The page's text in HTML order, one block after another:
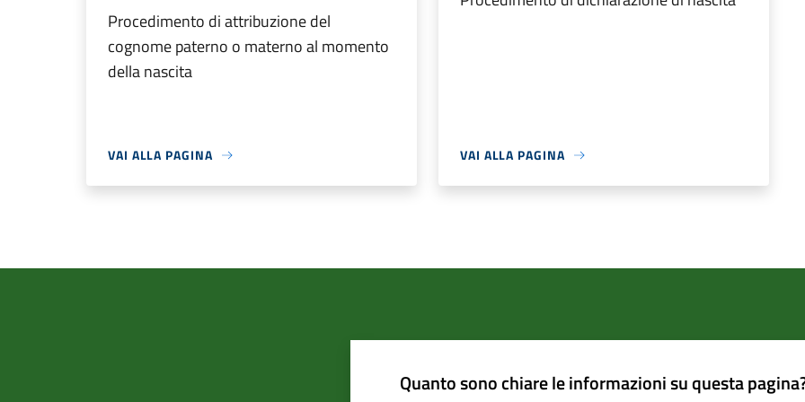
Procedimento di attribuzione del
cognome paterno o materno al momento
della nascita
VAI ALLA PAGINA VAI ALLA PAGINA
Quanto sono chiare le informazioni su questa